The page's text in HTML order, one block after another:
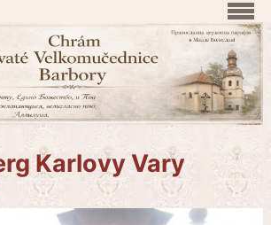
Karlovy Vary